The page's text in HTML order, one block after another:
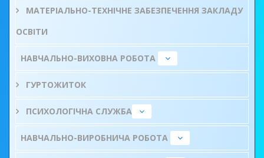
МАТЕРІАЛЬНО-ТЕХНІЧНЕ ЗАБЕЗПЕЧЕННЯ ЗАКЛАДУ
ОСВІТИ
НАВЧАЛЬНО-ВИХОВНА РОБОТА
ГУРТОЖИТОК
ПСИХОЛОГІЧНА СЛУЖБА
НАВЧАЛЬНО-ВИРОБНИЧА РОБОТА